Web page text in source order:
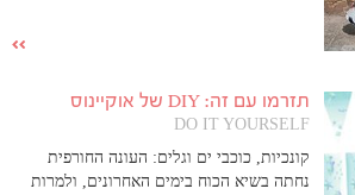
תזרמו עם זה: DIY של אוקיינוס
DO IT YOURSELF
קונכיות, כוכבי ים וגלים: העונה החורפית
נחתה בשיא הכוח בימים האחרונים, ולמרות